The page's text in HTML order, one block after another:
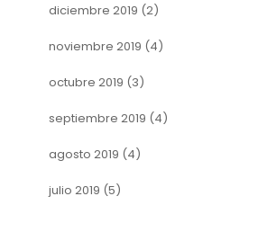
diciembre 2019 (2)
noviembre 2019 (4)
octubre 2019 (3)
septiembre 2019 (4)
agosto 2019 (4)
julio 2019 (5)